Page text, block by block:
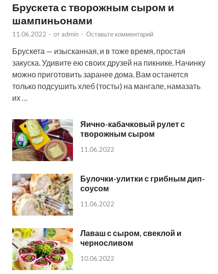
Брускета с творожным сыром и
шампиньонами
11.06.2022 - от admin - Оставьте комментарий
Брускета — изысканная, и в тоже время, простая
закуска. Удивите ею своих друзей на пикнике. Начинку
можно приготовить заранее дома. Вам останется
только подсушить хлеб (тосты) на мангале, намазать
их …
Яично-кабачковый рулет с
творожным сыром
11.06.2022
Булочки-улитки с грибным дип-
соусом
11.06.2022
Лаваш с сыром, свеклой и
черносливом
10.06.2022